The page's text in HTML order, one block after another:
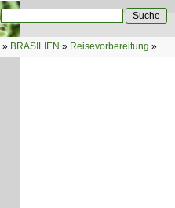
Suchformular
» BRASILIEN » Reisevorbereitung »